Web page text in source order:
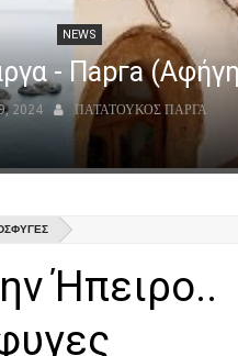
NEWS
- Парга
2024 ΠΑΤΑΤΟΥΚΟΣ ΠΑΡΓΑ
Ήπειρο..